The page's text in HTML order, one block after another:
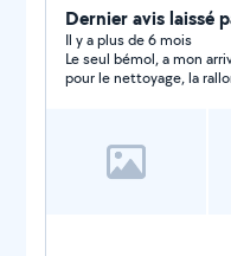
DEPANNAGE
COMPLETES GROS
DE TRINGLES D
Dernier avis laissé
Il y a plus de 6 mois
Le seul bémol, a mon
pour le nettoyage, la